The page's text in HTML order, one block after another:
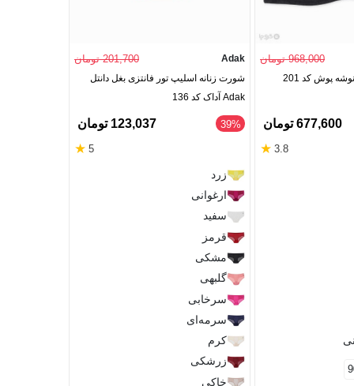
968,000 تومان
سوتین توری فنردار نوشه پوش کد 201
677,600 تومان
3.8
★
Adak 201,700 تومان
شورت زنانه اسلیپ تور فانتزی بغل دانتل
Adak آداک کد 136
‎39% 123,037 تومان
5
★
زرد
ارغوانی
سفید
قرمز
مشکی
گلبهی
سرخابی
سرمه‌ای
کرم
زرشکی
خاکی